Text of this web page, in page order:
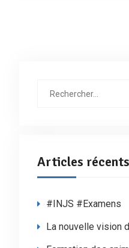
Articles récents
#INJS #Examens
La nouvelle vision